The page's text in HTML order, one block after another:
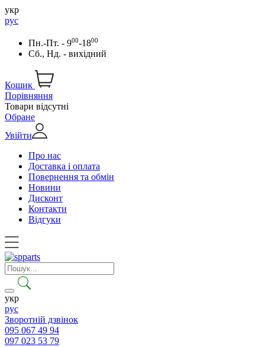
укр
рус
Пн.-Пт. - 900-1800
Сб., Нд. - вихідний
Кошик
Порівняння
Товари відсутні
Обране
Увійти
Про нас
Доставка і оплата
Повернення та обмін
Новини
Дисконт
Контакти
Відгуки
укр
рус
Зворотній дзвінок
095 067 49 94
097 023 53 79